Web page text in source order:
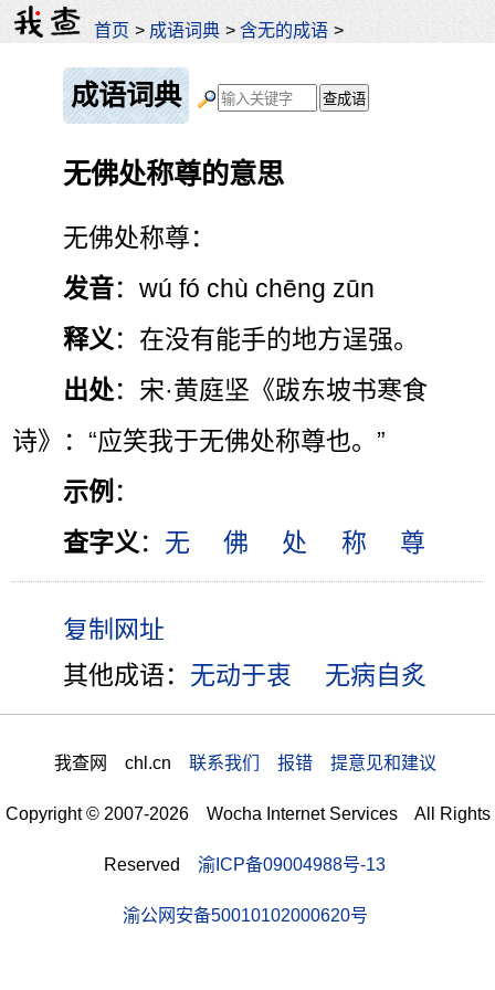
首页 > 成语词典 >含无的成语 >
成语词典
无佛处称尊的意思
无佛处称尊：
发音：wú fó chù chēng zūn
释义 ：在没有能手的地方逞强。
出处：宋·黄庭坚《跋东坡书寒食
诗》：“应笑我于无佛处称尊也。”
示例 ：
查字义 ： 无 佛 处 称 尊
其他成语： 无动于衷 无病自炙
我查网 chl.cn 联系我们 报错 提意见和建议
Copyright © 2007-2026 Wocha Internet Services All Rights
Reserved 渝ICP备09004988号-13
渝公网安备50010102000620号